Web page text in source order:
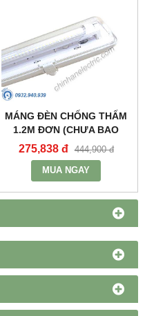
MÁNG ĐÈN CHỐNG THẤM
1.2M ĐƠN (CHƯA BAO
GỒM BÓNG VÀ TĂNG PHÔ)
- MWP-136 - MPE
275,838 đ 444,900 đ
MUA NGAY